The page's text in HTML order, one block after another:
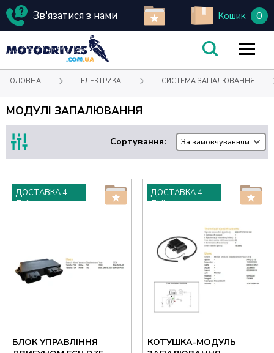
Зв'язатися з нами Кошик 0
ГОЛОВНА ЕЛЕКТРИКА СИСТЕМА ЗАПАЛЮВАННЯ
МОДУЛІ ЗАПАЛЮВАННЯ
Сортування: За замовчуванням
ДОСТАВКА 4
ДНІ
БЛОК УПРАВЛІННЯ
ДОСТАВКА 4
ДНІ
КОТУШКА-МОДУЛЬ